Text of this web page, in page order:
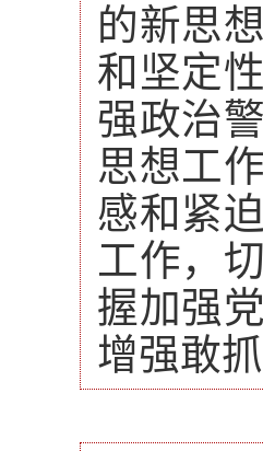
的新思
和坚定
强政治
思想工
感和紧
工作，
握加强
增强敢